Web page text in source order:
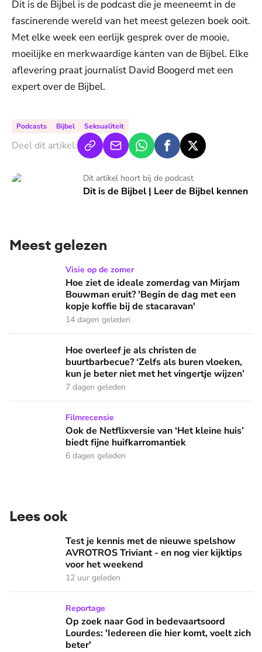
Dit is de Bijbel is de podcast die je meeneemt in de
fascinerende wereld van het meest gelezen boek ooit.
Met elke week een eerlijk gesprek over de mooie,
moeilijke en merkwaardige kanten van de Bijbel. Elke
aflevering praat journalist David Boogerd met een
expert over de Bijbel.
Podcasts Bijbel Seksualiteit
Deel dit artikel:
Dit artikel hoort bij de podcast
Dit is de Bijbel | Leer de Bijbel kennen
Dit is de Bijbel | Leer de Bijbel kennen
Meest gelezen
Hoe ziet de ideale zomerdag van Mirjam Bouwman eruit?
Visie op de zomer
Hoe ziet de ideale zomerdag van Mirjam
Bouwman eruit? 'Begin de dag met een
kopje koffie bij de stacaravan'
14 dagen geleden
Hoe overleef je als christen de buurtbarbecue? ‘Zelfs als
Hoe overleef je als christen de
buurtbarbecue? ‘Zelfs als buren vloeken,
kun je beter niet met het vingertje wijzen’
7 dagen geleden
Ook de Netflixversie van ‘Het kleine huis’ biedt fijne
Filmrecensie
Ook de Netflixversie van ‘Het kleine huis’
biedt fijne huifkarromantiek
6 dagen geleden
Lees ook
Test je kennis met de nieuwe spelshow AVROTROS
Test je kennis met de nieuwe spelshow
AVROTROS Triviant - en nog vier kijktips
voor het weekend
12 uur geleden
Op zoek naar God in bedevaartsoord Lourdes: 'Iedereen
Reportage
Op zoek naar God in bedevaartsoord
Lourdes: 'Iedereen die hier komt, voelt zich
beter'